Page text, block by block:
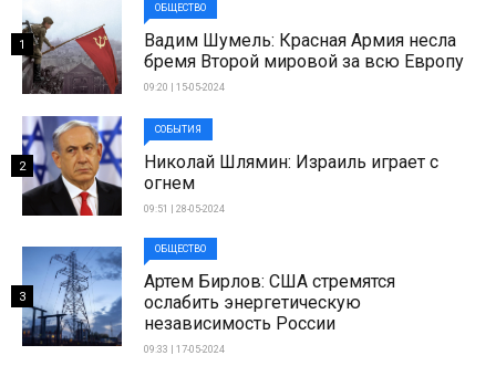
ОБЩЕСТВО
Вадим Шумель: Красная Армия несла
бремя Второй мировой за всю Европу
09:20 | 15-05-2024
1
СОБЫТИЯ
Николай Шлямин: Израиль играет с
огнем
09:51 | 28-05-2024
2
ОБЩЕСТВО
Артем Бирлов: США стремятся
ослабить энергетическую
независимость России
09:33 | 17-05-2024
3